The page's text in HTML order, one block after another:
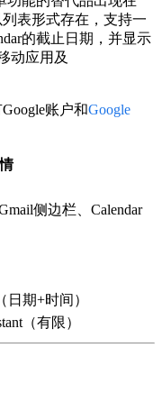
表形式存在，支持一
的截止日期，并显示
动应用及
账户和Google
侧边栏、Calendar
日期+时间）
（有限）